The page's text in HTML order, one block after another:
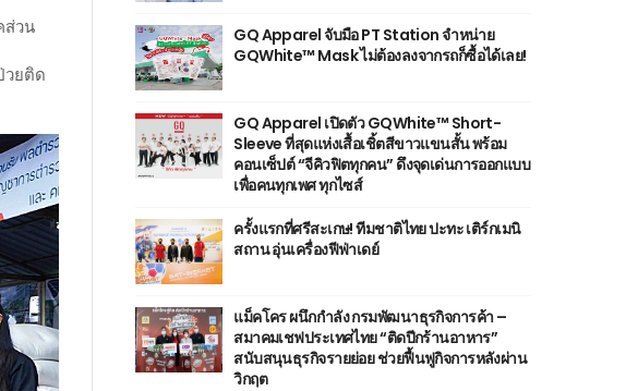
ส่วน
วยติด
GQ Apparel จับมือ PT Station จำหน่าย
GQWhite™ Mask ไม่ต้องลงจากรถก็ซื้อได้เลย!
GQ Apparel เปิดตัว GQWhite™ Short-
Sleeve ที่สุดแห่งเสื้อเชิ้ตสีขาวแขนสั้น พร้อม
คอนเซ็ปต์ “จีคิวฟิตทุกคน” ดึงจุดเด่นการออกแบบ
เพื่อคนทุกเพศ ทุกไซส์
ครั้งแรกที่ศรีสะเกษ! ทีมชาติไทย ปะทะ เติร์กเมนิ
สถาน อุ่นเครื่องฟีฟ่าเดย์
แม็คโคร ผนึกกำลัง กรมพัฒนาธุรกิจการค้า –
สมาคมเชฟประเทศไทย “ติดปีกร้านอาหาร”
สนับสนุนธุรกิจรายย่อย ช่วยฟื้นฟูกิจการหลังผ่าน
วิกฤต